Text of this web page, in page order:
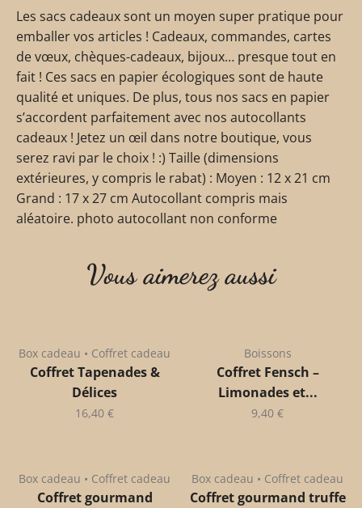
Les sacs cadeaux sont un moyen super pratique pour
emballer vos articles ! Cadeaux, commandes, cartes
de vœux, chèques-cadeaux, bijoux… presque tout en
fait ! Ces sacs en papier écologiques sont de haute
qualité et uniques. De plus, tous nos sacs en papier
s’accordent parfaitement avec nos autocollants
cadeaux ! Jetez un œil dans notre boutique, vous
serez ravi par le choix ! :) Taille (dimensions
extérieures, y compris le rabat) : Moyen : 12 x 21 cm
Grand : 17 x 27 cm Autocollant compris mais
aléatoire. photo autocollant non conforme
Vous aimerez aussi
Box cadeau • Coffret cadeau
Coffret Tapenades &
Délices
16,40 €
Boissons
Coffret Fensch –
Limonades et...
9,40 €
Box cadeau • Coffret cadeau
Coffret gourmand
Box cadeau • Coffret cadeau
Coffret gourmand truffe